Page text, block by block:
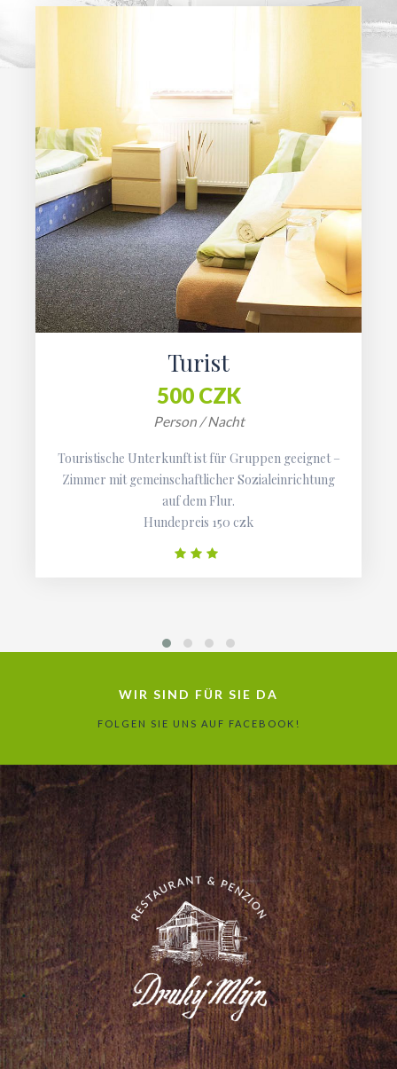
Turist
500 CZK
Person / Nacht
Touristische Unterkunft ist für Gruppen geeignet –
Zimmer mit gemeinschaftlicher Sozialeinrichtung
auf dem Flur.
Hundepreis 150 czk
WIR SIND FÜR SIE DA
FOLGEN SIE UNS AUF FACEBOOK!